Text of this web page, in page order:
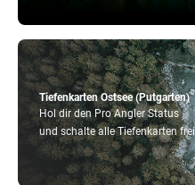
Tiefenkarten Ostsee (Putgarten)
Hol dir den Pro Angler Status
und schalte alle Tiefenkarten frei